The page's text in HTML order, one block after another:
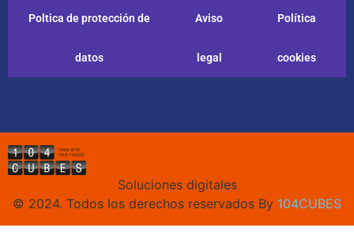
Poltica de protección de
datos
Aviso
legal
Política
cookies
Soluciones digitales
© 2024. Todos los derechos reservados By 104CUBES